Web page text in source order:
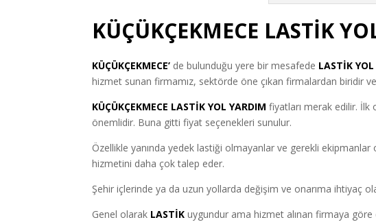
KÜÇÜKÇEKMECE LASTİK
KÜÇÜKÇEKMECE’ de bulunduğu yere bir mesafede LASTİK
hizmet sunan firmamız, sektörde öne çıkan firmalardan biridir
KÜÇÜKÇEKMECE LASTİK YOL YARDIM fiyatları merak edilir.
önemlidir. Buna gitti fiyat seçenekleri sunulur.
Özellikle yanında yedek lastiği olmayanlar ve gerekli ekipmanlar
hizmetini daha çok talep eder.
Şehir içlerinde ya da uzun yollarda değişim ve onarıma ihtiyaç
Genel olarak LASTİK uygundur ama hizmet alınan firmaya göre